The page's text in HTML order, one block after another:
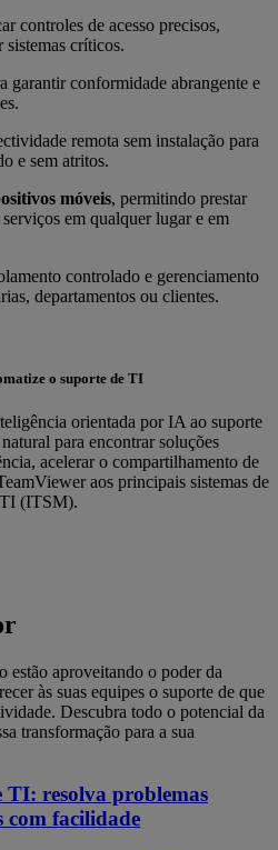
controles de acesso precisos,
sistemas críticos.
garantir conformidade abrangente e
remota sem instalação para
e sem atritos.
móveis, permitindo prestar
em qualquer lugar e em
controlado e gerenciamento
departamentos ou clientes.
o suporte de TI
orientada por IA ao suporte
para encontrar soluções
acelerar o compartilhamento de
aos principais sistemas de
TI (ITSM).
estão aproveitando o poder da
às suas equipes o suporte de que
Descubra todo o potencial da
transformação para a sua
TI: resolva problemas
com facilidade